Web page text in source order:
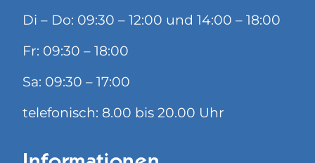
Di – Do: 09:30 – 12:00 und 14:00 – 18:00
Fr: 09:30 – 18:00
Sa: 09:30 – 17:00
telefonisch: 8.00 bis 20.00 Uhr